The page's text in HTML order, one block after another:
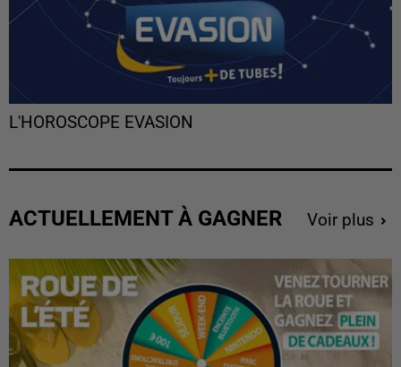
L'HOROSCOPE EVASION
ACTUELLEMENT À GAGNER Voir plus